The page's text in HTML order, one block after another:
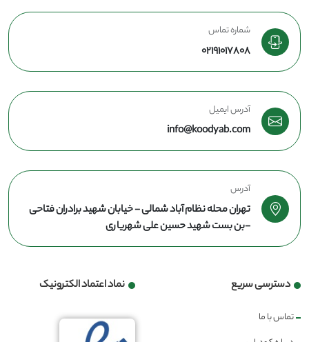
شماره تماس
02191017808
آدرس ایمیل
info@koodyab.com
آدرس
تهران محله نظام آباد شمالی - خیابان شهید برادران فتاحی
-بن بست شهید حسین علی شهریاری
دسترسی سریع
تماس با ما
نماد اعتماد الکترونیک